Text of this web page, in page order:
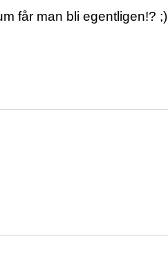
får man bli egentligen!? ;)